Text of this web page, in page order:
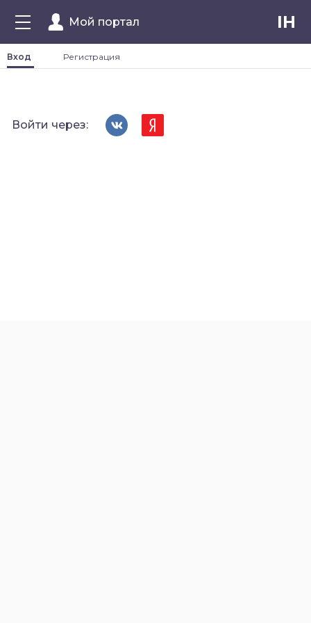
Мой портал IH
Вход Регистрация
Войти через: